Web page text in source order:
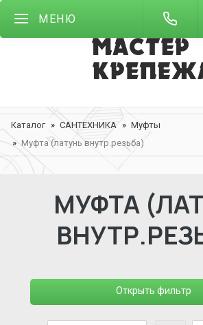
МЕНЮ
Каталог САНТЕХНИКА
Муфты
Муфта (латунь внутр.резьба)
МУФТА
Открыть фильтр